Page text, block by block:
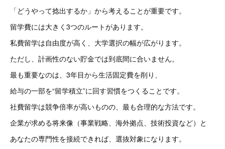
「どうやって捻出するか」から考えることが重要です。
留学費には大きく3つのルートがあります。
私費留学は自由度が高く、大学選択の幅が広がります。
ただし、計画性のない貯金では到底間に合いません。
最も重要なのは、3年目から生活固定費を削り、
給与の一部を“留学積立”に回す習慣をつくることです。
社費留学は競争倍率が高いものの、最も合理的な方法です。
企業が求める将来像（事業戦略、海外拠点、技術投資など）と
あなたの専門性を接続できれば、選抜対象になります。